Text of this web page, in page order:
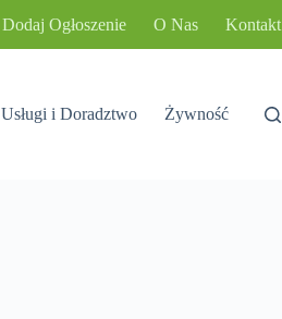
Dodaj Ogłoszenie O Nas Kontakt
Usługi i Doradztwo Żywność